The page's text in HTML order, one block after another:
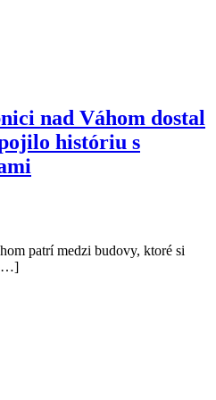
nad Váhom dostal
históriu s
patrí medzi budovy, ktoré si
[…]